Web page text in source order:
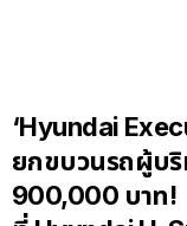
‘Hyundai
ยกขบวนรถผู้บริ
900,000 บาท!